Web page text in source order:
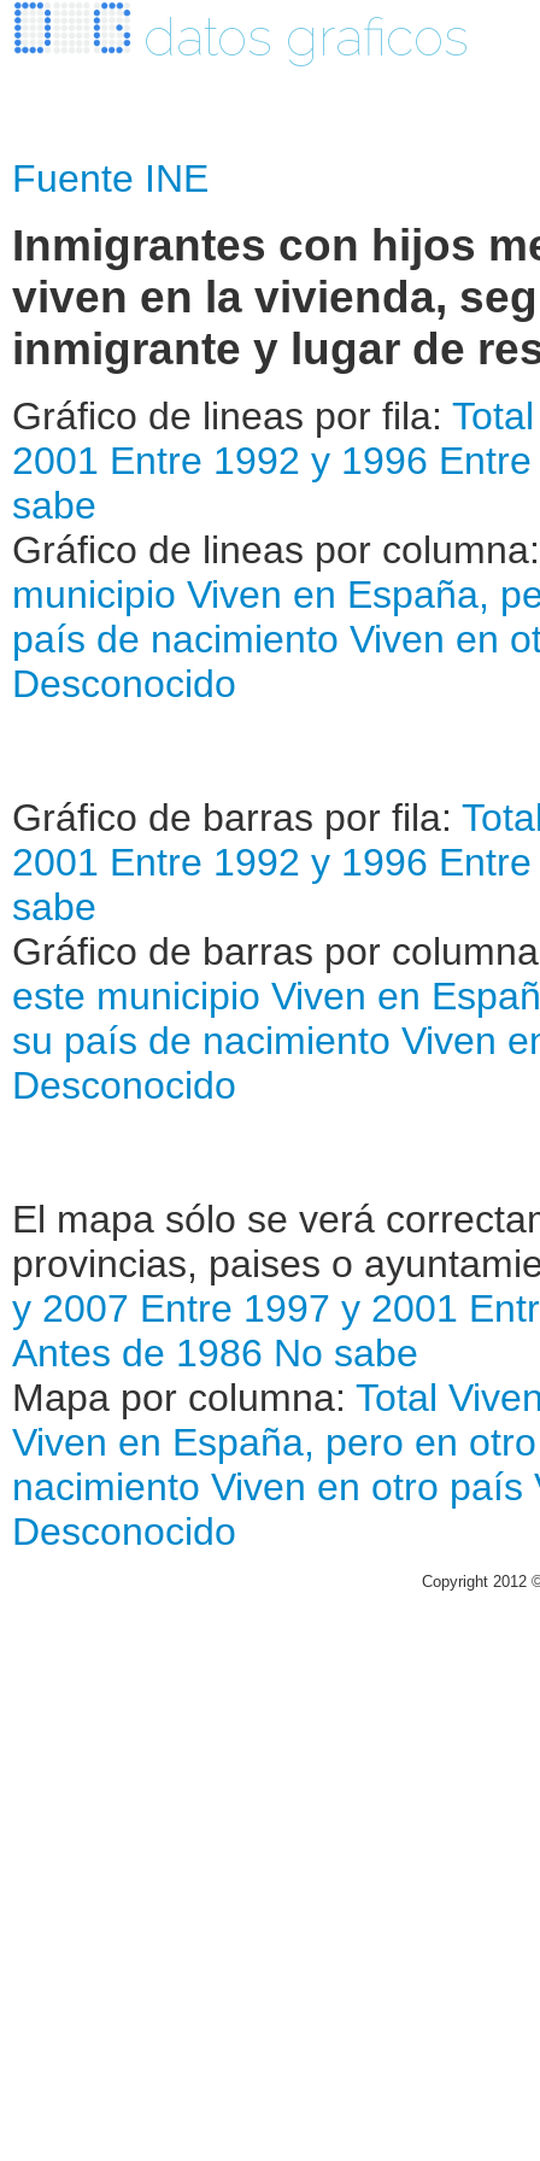
datos graficos
Fuente INE
Inmigrantes con hijos
viven en la vivienda,
inmigrante y lugar de
Gráfico de lineas por fila: Total
2001 Entre 1992 y 1996
sabe
Gráfico de lineas por
municipio Viven en España,
país de nacimiento Viven en
Desconocido
Gráfico de barras por fila:
2001 Entre 1992 y 1996
sabe
Gráfico de barras por
este municipio Viven en
su país de nacimiento Viven
Desconocido
El mapa sólo se verá
provincias, paises o
y 2007 Entre 1997 y 2001
Antes de 1986 No sabe
Mapa por columna: Total
Viven en España, pero en
nacimiento Viven en otro país
Desconocido
Copyright 2012